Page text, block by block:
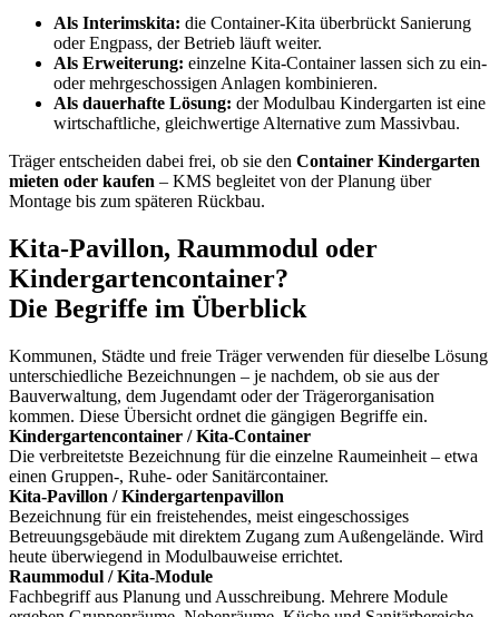
Als Interimskita: die Container-Kita überbrückt Sanierung
oder Engpass, der Betrieb läuft weiter.
Als Erweiterung: einzelne Kita-Container lassen sich zu ein-
oder mehrgeschossigen Anlagen kombinieren.
Als dauerhafte Lösung: der Modulbau Kindergarten ist eine
wirtschaftliche, gleichwertige Alternative zum Massivbau.
Träger entscheiden dabei frei, ob sie den Container Kindergarten
mieten oder kaufen – KMS begleitet von der Planung über
Montage bis zum späteren Rückbau.
Kita-Pavillon, Raummodul oder
Kindergartencontainer?
Die Begriffe im Überblick
Kommunen, Städte und freie Träger verwenden für dieselbe Lösung
unterschiedliche Bezeichnungen – je nachdem, ob sie aus der
Bauverwaltung, dem Jugendamt oder der Trägerorganisation
kommen. Diese Übersicht ordnet die gängigen Begriffe ein.
Kindergartencontainer / Kita-Container
Die verbreitetste Bezeichnung für die einzelne Raumeinheit – etwa
einen Gruppen-, Ruhe- oder Sanitärcontainer.
Kita-Pavillon / Kindergartenpavillon
Bezeichnung für ein freistehendes, meist eingeschossiges
Betreuungsgebäude mit direktem Zugang zum Außengelände. Wird
heute überwiegend in Modulbauweise errichtet.
Raummodul / Kita-Module
Fachbegriff aus Planung und Ausschreibung. Mehrere Module